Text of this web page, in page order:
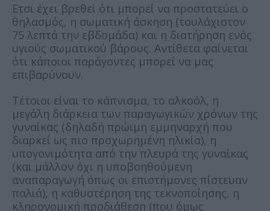
Ετσι έχει βρεθεί ότι μπορεί να προστατεύει ο
θηλασμός, η σωματική άσκηση (τουλάχιστον
75 λεπτά την εβδομάδα) και η διατήρηση ενός
υγιούς σωματικού βάρους. Αντίθετα φαίνεται
ότι κάποιοι παράγοντες μπορεί να μας
επιβαρύνουν.
Τέτοιοι είναι το κάπνισμα, το αλκοόλ, η
μεγάλη διάρκεια των παραγωγικών χρόνων της
γυναίκας (δηλαδή πρώιμη εμμηναρχή που
διαρκεί ως πιο προχωρημένη ηλικία), η
υπογονιμότητα από την πλευρά της γυναίκας
(και μάλλον όχι η υποβοηθούμενη
αναπαραγωγή όπως οι επιστήμονες πίστευαν
παλιά), η καθυστέρηση της τεκνοποίησης, η
κληρονομική προδιάθεση (που όμως